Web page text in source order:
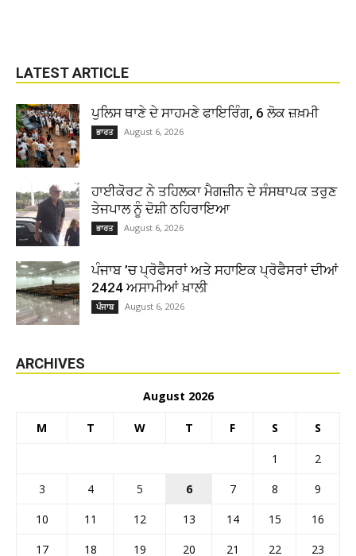
LATEST ARTICLE
ਪੁਲਿਸ ਥਾਣੇ ਦੇ ਸਾਹਮਣੇ ਫਾਇਰਿੰਗ, 6 ਲੋਕ ਜ਼ਖ਼ਮੀ
ਭਾਰਤ August 6, 2026
ਹਾਈਕੋਰਟ ਨੇ ਤਹਿਲਕਾ ਮੈਗਜ਼ੀਨ ਦੇ ਸੰਸਥਾਪਕ ਤਰੁਣ
ਤੇਜਪਾਲ ਨੂੰ ਦੋਸ਼ੀ ਠਹਿਰਾਇਆ
ਭਾਰਤ August 6, 2026
ਪੰਜਾਬ ’ਚ ਪ੍ਰੋਫੈਸਰਾਂ ਅਤੇ ਸਹਾਇਕ ਪ੍ਰੋਫੈਸਰਾਂ ਦੀਆਂ
2424 ਅਸਾਮੀਆਂ ਖ਼ਾਲੀ
ਪੰਜਾਬ August 6, 2026
ARCHIVES
August 2026
M T W T F S S
1
2
3
4 5 6 7 8
9
10
11 12 13 14 15
16
17
18 19 20 21 22
23